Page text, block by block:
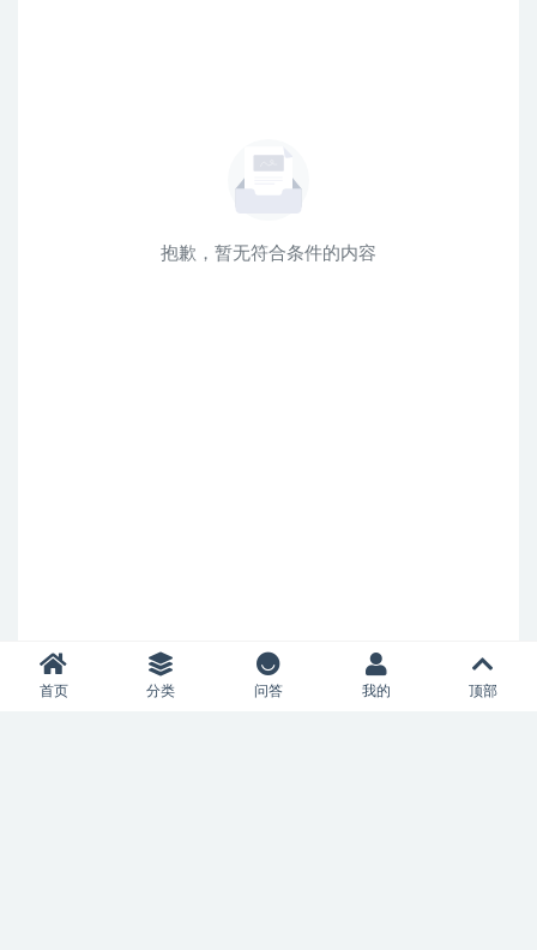
抱歉，暂无符合条件的内容
首页 分类 问答 我的 顶部